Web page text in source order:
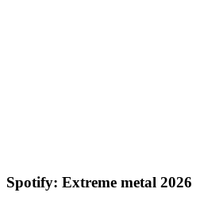
Spotify: Extreme metal 2026